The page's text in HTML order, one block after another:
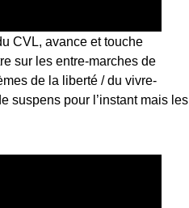
CVL, avance et touche
sur les entre-marches de
de la liberté / du vivre-
suspens pour l’instant mais les